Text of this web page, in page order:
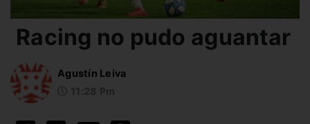
Racing no pudo aguantar
Agustín Leiva